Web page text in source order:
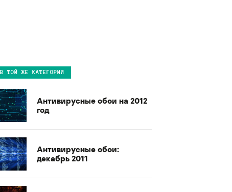
В ТОЙ ЖЕ КАТЕГОРИИ
Антивирусные обои на 2012
год
Антивирусные обои:
декабрь 2011